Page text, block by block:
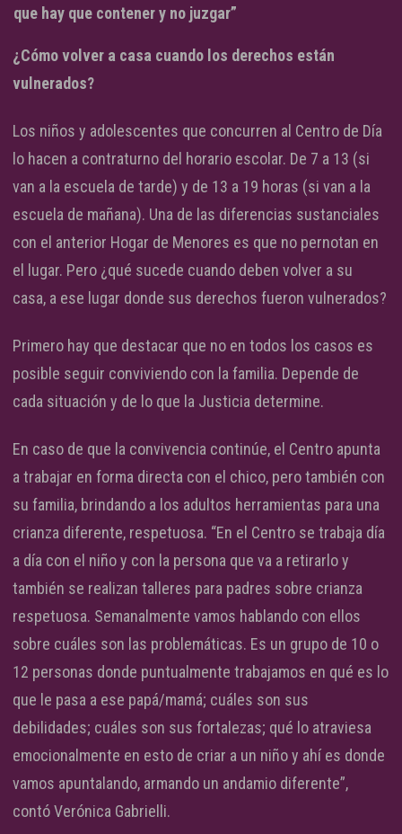
que hay que contener y no juzgar”
¿Cómo volver a casa cuando los derechos están
vulnerados?
Los niños y adolescentes que concurren al Centro de Día
lo hacen a contraturno del horario escolar. De 7 a 13 (si
van a la escuela de tarde) y de 13 a 19 horas (si van a la
escuela de mañana). Una de las diferencias sustanciales
con el anterior Hogar de Menores es que no pernotan en
el lugar. Pero ¿qué sucede cuando deben volver a su
casa, a ese lugar donde sus derechos fueron vulnerados?
Primero hay que destacar que no en todos los casos es
posible seguir conviviendo con la familia. Depende de
cada situación y de lo que la Justicia determine.
En caso de que la convivencia continúe, el Centro apunta
a trabajar en forma directa con el chico, pero también con
su familia, brindando a los adultos herramientas para una
crianza diferente, respetuosa. “En el Centro se trabaja día
a día con el niño y con la persona que va a retirarlo y
también se realizan talleres para padres sobre crianza
respetuosa. Semanalmente vamos hablando con ellos
sobre cuáles son las problemáticas. Es un grupo de 10 o
12 personas donde puntualmente trabajamos en qué es lo
que le pasa a ese papá/mamá; cuáles son sus
debilidades; cuáles son sus fortalezas; qué lo atraviesa
emocionalmente en esto de criar a un niño y ahí es donde
vamos apuntalando, armando un andamio diferente”,
contó Verónica Gabrielli.